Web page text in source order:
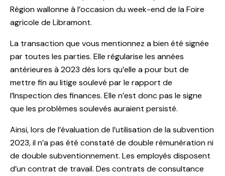
Région wallonne à l’occasion du week-end de la Foire
agricole de Libramont.
La transaction que vous mentionnez a bien été signée
par toutes les parties. Elle régularise les années
antérieures à 2023 dès lors qu’elle a pour but de
mettre fin au litige soulevé par le rapport de
l’Inspection des finances. Elle n’est donc pas le signe
que les problèmes soulevés auraient persisté.
Ainsi, lors de l’évaluation de l’utilisation de la subvention
2023, il n’a pas été constaté de double rémunération ni
de double subventionnement. Les employés disposent
d’un contrat de travail. Des contrats de consultance